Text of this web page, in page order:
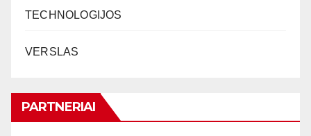
TECHNOLOGIJOS
VERSLAS
PARTNERIAI